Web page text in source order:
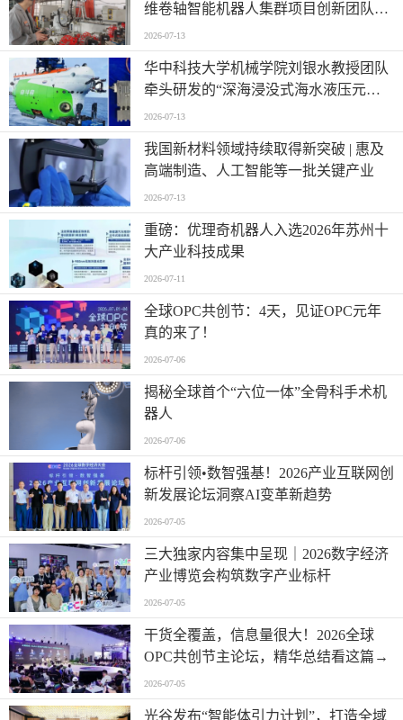
维卷轴智能机器人集群项目创新团队
——迈向“智造”新高度
2026-07-13
华中科技大学机械学院刘银水教授团队
牵头研发的“深海浸没式海水液压元件
关键技术及应用”荣获国家技术发明奖
二等奖
2026-07-13
我国新材料领域持续取得新突破 | 惠及
高端制造、人工智能等一批关键产业
2026-07-13
重磅：优理奇机器人入选2026年苏州十
大产业科技成果
2026-07-11
全球OPC共创节：4天，见证OPC元年
真的来了！
2026-07-06
揭秘全球首个“六位一体”全骨科手术机
器人
2026-07-06
标杆引领•数智强基！2026产业互联网创
新发展论坛洞察AI变革新趋势
2026-07-05
三大独家内容集中呈现｜2026数字经济
产业博览会构筑数字产业标杆
2026-07-05
干货全覆盖，信息量很大！2026全球
OPC共创节主论坛，精华总结看这篇→
2026-07-05
光谷发布“智能体引力计划”，打造全域